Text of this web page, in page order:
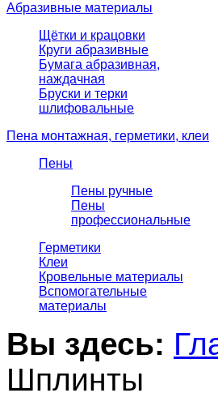
Абразивные материалы
Щётки и крацовки
Круги абразивные
Бумага абразивная,
наждачная
Бруски и терки
шлифовальные
Пена монтажная, герметики, клеи
Пены
Пены ручные
Пены
профессиональные
Герметики
Клеи
Кровельные материалы
Вспомогательные
материалы
Вы здесь:
Шплинты